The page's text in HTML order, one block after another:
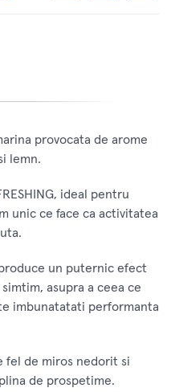
provocata de arome
lemn.
ideal pentru
unic ce face ca activitatea
un puternic efect
asupra a ceea ce
imbunatatati performanta
fel de miros nedorit si
de prospetime.